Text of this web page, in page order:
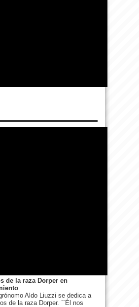
de la raza Dorper en
Aldo Liuzzi se dedica a
de la raza Dorper. ´´Él nos